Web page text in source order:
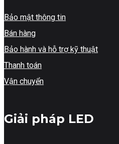
Bảo mật thông tin
Bán hàng
Bảo hành và hỗ trợ kỹ thuật
Thanh toán
Vận chuyển
Giải pháp LED